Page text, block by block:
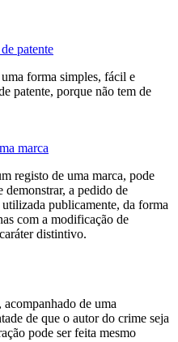
patente
forma simples, fácil e
patente, porque não tem de
marca
registo de uma marca, pode
demonstrar, a pedido de
publicamente, da forma
com a modificação de
distintivo.
de uma
de que o autor do crime seja
pode ser feita mesmo